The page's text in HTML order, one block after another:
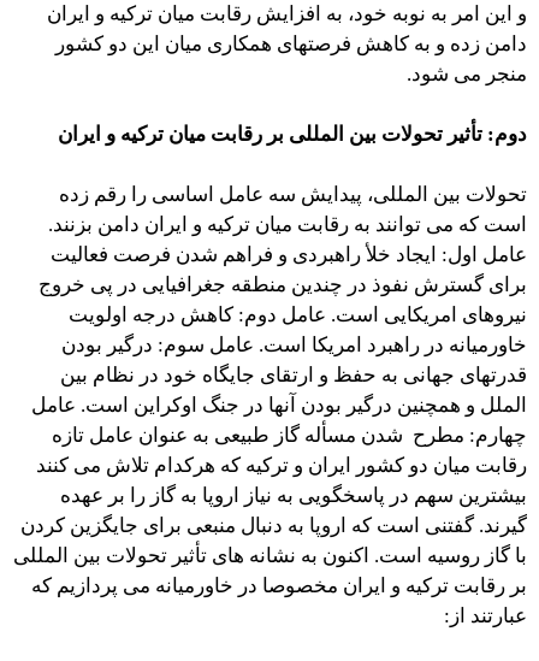
و این امر به نوبه خود، به افزایش رقابت میان ترکیه و ایران
دامن زده و به کاهش فرصتهای همکاری میان این دو کشور
منجر می شود.
دوم: تأثیر تحولات بین المللی بر رقابت میان ترکیه و ایران
تحولات بین المللی، پیدایش سه عامل اساسی را رقم زده
است که می توانند به رقابت میان ترکیه و ایران دامن بزنند.
عامل اول: ایجاد خلأ راهبردی و فراهم شدن فرصت فعالیت
برای گسترش نفوذ در چندین منطقه جغرافیایی در پی خروج
نیروهای امریکایی است. عامل دوم: کاهش درجه اولویت
خاورمیانه در راهبرد امریکا است. عامل سوم: درگیر بودن
قدرتهای جهانی به حفظ و ارتقای جایگاه خود در نظام بین
الملل و همچنین درگیر بودن آنها در جنگ اوکراین است. عامل
چهارم: مطرح شدن مسأله گاز طبیعی به عنوان عامل تازه
رقابت میان دو کشور ایران و ترکیه که هرکدام تلاش می کنند
بیشترین سهم در پاسخگویی به نیاز اروپا به گاز را بر عهده
گیرند. گفتنی است که اروپا به دنبال منبعی برای جایگزین کردن
با گاز روسیه است. اکنون به نشانه های تأثیر تحولات بین المللی
بر رقابت ترکیه و ایران مخصوصا در خاورمیانه می پردازیم که
عبارتند از: